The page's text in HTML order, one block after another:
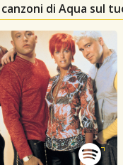
canzoni di Aqua sul